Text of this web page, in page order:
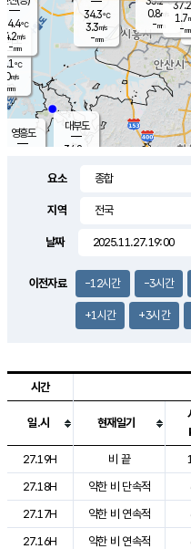
의도
℃
m/s
mm
영흥도
1.9m/s
대부도
34.8
0.8m/s
-mm
37.2
1.7
-mm
34.4℃
4.2m/s
-mm
34.3℃
3.3m/s
-mm
요소
지역
날짜
이전자료 -12시간 -3시간
+1시간 +3시간
도시별 기상실황표로 지점, 날
시간
일.시 현재일기
27.19H
비 끝
27.18H
약한 비 단속적
27.17H
약한 비 연속적
27.16H
약한 비 연속적